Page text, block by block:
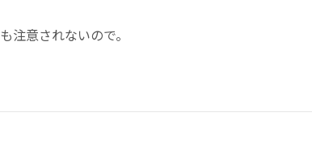
注意されないので。